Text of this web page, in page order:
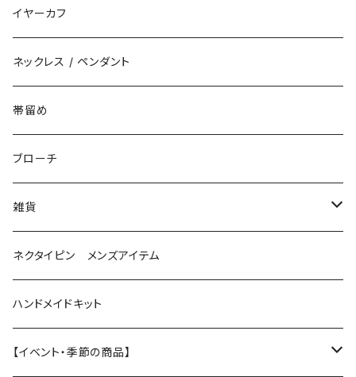
揺れるタイプ
花（直径3cm）
花（直径2.5cm）
揺れないタイプ
花
星
イヤーカフ
ネックレス / ペンダント
帯留め
ブローチ
雑貨
眼鏡ストラップ
目印チャーム
ネクタイピン メンズアイテム
ハンドメイドキット
【イベント・季節の商品】